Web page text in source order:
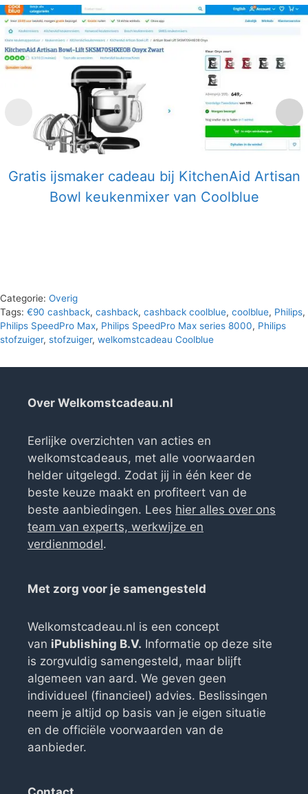
Gratis ijsmaker cadeau bij KitchenAid Artisan
Bowl keukenmixer van Coolblue
Categorie: Overig
Tags: €90 cashback, cashback, cashback coolblue, coolblue, Philips,
Philips SpeedPro Max, Philips SpeedPro Max series 8000, Philips
stofzuiger, stofzuiger, welkomstcadeau Coolblue
Over Welkomstcadeau.nl
Eerlijke overzichten van acties en
welkomstcadeaus, met alle voorwaarden
helder uitgelegd. Zodat jij in één keer de
beste keuze maakt en profiteert van de
beste aanbiedingen. Lees hier alles over ons
team van experts, werkwijze en
verdienmodel.
Met zorg voor je samengesteld
Welkomstcadeau.nl is een concept
van iPublishing B.V. Informatie op deze site
is zorgvuldig samengesteld, maar blijft
algemeen van aard. We geven geen
individueel (financieel) advies. Beslissingen
neem je altijd op basis van je eigen situatie
en de officiële voorwaarden van de
aanbieder.